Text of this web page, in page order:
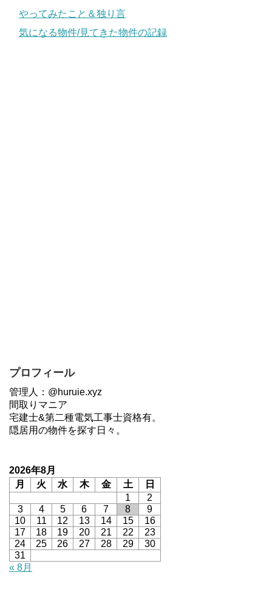
やってみたこと＆独り言
気になる物件/見てきた物件の記録
プロフィール
管理人：@huruie.xyz
間取りマニア
宅建士&第二種電気工事士資格有。
隠居用の物件を探す日々。
2026年8月
月
火 水 木 金 土
日
1
2
3
4 5 6 7 8
9
10
11 12 13 14 15
16
17
18 19 20 21 22
23
24
25 26 27 28 29
30
31
« 8月